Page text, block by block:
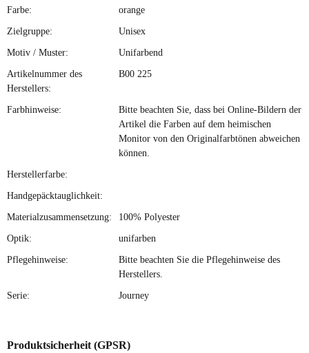
Farbe: orange
Zielgruppe: Unisex
Motiv / Muster: Unifarbend
Artikelnummer des
Herstellers:
B00 225
Farbhinweise:
Bitte beachten Sie, dass bei Online-Bildern der
Artikel die Farben auf dem heimischen
Monitor von den Originalfarbtönen abweichen
können.
Herstellerfarbe:
Handgepäcktauglichkeit:
Materialzusammensetzung: 100% Polyester
Optik: unifarben
Pflegehinweise:
Bitte beachten Sie die Pflegehinweise des
Herstellers.
Serie: Journey
Produktsicherheit (GPSR)